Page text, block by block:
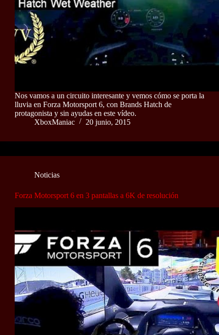
Nos vamos a un circuito interesante y vemos cómo se porta la
lluvia en Forza Motorsport 6, con Brands Hatch de
protagonista y sin ayudas en este vídeo.
XboxManiac
20 junio, 2015
Noticias
Forza Motorsport 6 en 3 pantallas a 6K de resolución